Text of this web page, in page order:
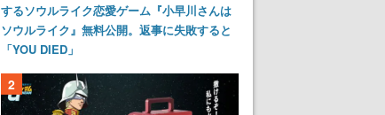
するソウルライク恋愛ゲーム『小早川さんは
ソウルライク』無料公開。返事に失敗すると
「YOU DIED」
2